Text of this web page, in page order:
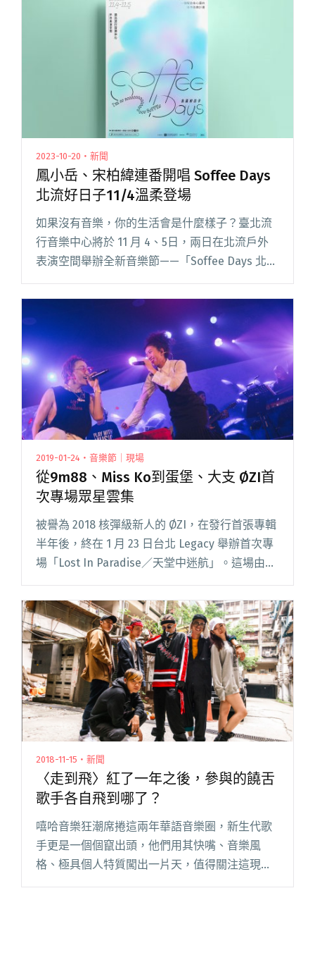
2023-10-20・新聞
鳳小岳、宋柏緯連番開唱 Soffee Days
北流好日子11/4溫柔登場
如果沒有音樂，你的生活會是什麼樣子？臺北流
行音樂中心將於 11 月 4、5日，兩日在北流戶外
表演空間舉辦全新音樂節——「Soffee Days 北流
強卡司連番開唱，打造一場解放身心靈的城市音
樂計畫，閱讀全文 "鳳小岳、宋柏緯連番開唱
Soffee Days北流好日子11/4溫柔登場"
2019-01-24・音樂節｜現場
從9m88、Miss Ko到蛋堡、大支 ØZI首
次專場眾星雲集
被譽為 2018 核彈級新人的 ØZI，在發行首張專輯
半年後，終在 1 月 23 日台北 Legacy 舉辦首次專
場「Lost In Paradise／天堂中迷航」。這場由新
樂園與華貴娛樂共同主辦的演唱會，在去年 12 月
啟售時，號稱 4 閱讀全文 "從9m88、Miss Ko到
蛋堡、大支 ØZI首次專場眾星雲集"
2018-11-15・新聞
〈走到飛〉紅了一年之後，參與的饒舌
歌手各自飛到哪了？
嘻哈音樂狂潮席捲這兩年華語音樂圈，新生代歌
手更是一個個竄出頭，他們用其快嘴、音樂風
格、極具個人特質闖出一片天，值得關注這現象
的是，去年有首超強單曲征服所有嘻哈樂迷耳